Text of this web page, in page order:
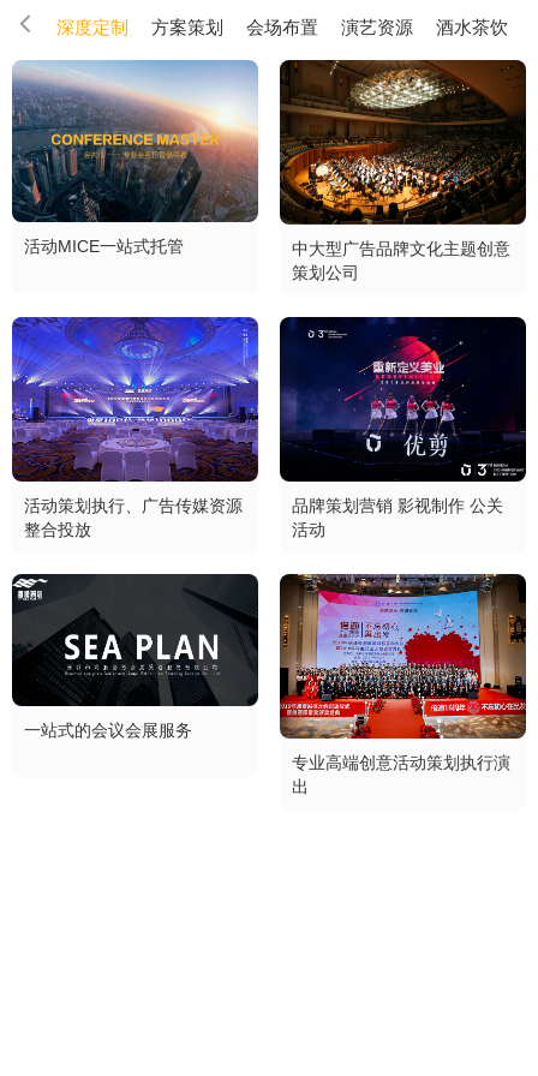
深度定制 方案策划 会场布置 演艺资源 酒水茶饮
活动MICE一站式托管
中大型广告品牌文化主题创意
策划公司
活动策划执行、广告传媒资源
整合投放
品牌策划营销 影视制作 公关
活动
一站式的会议会展服务
专业高端创意活动策划执行演
出